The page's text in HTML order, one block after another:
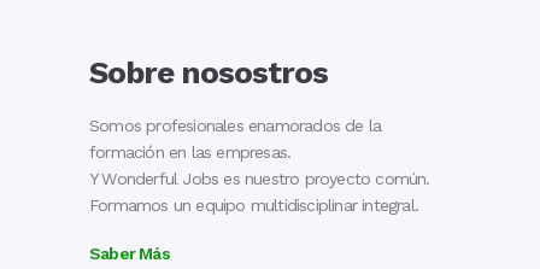
Sobre nosostros
Somos profesionales enamorados de la
formación en las empresas.
Y Wonderful Jobs es nuestro proyecto común.
Formamos un equipo multidisciplinar integral.
Saber Más